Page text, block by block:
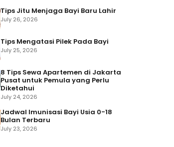
Tips Jitu Menjaga Bayi Baru Lahir
July 26, 2026
Tips Mengatasi Pilek Pada Bayi
July 25, 2026
8 Tips Sewa Apartemen di Jakarta
Pusat untuk Pemula yang Perlu
Diketahui
July 24, 2026
Jadwal Imunisasi Bayi Usia 0-18
Bulan Terbaru
July 23, 2026